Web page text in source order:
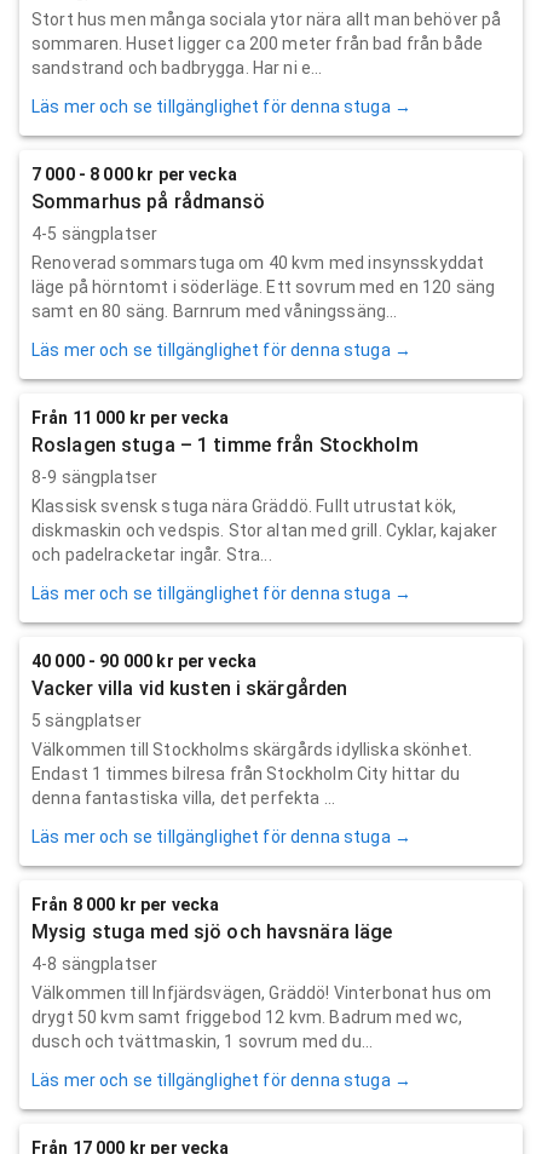
Stort hus men många sociala ytor nära allt man behöver på
sommaren. Huset ligger ca 200 meter från bad från både
sandstrand och badbrygga. Har ni e...
Läs mer och se tillgänglighet för denna stuga →
7 000 - 8 000 kr per vecka
Sommarhus på rådmansö
4-5 sängplatser
Renoverad sommarstuga om 40 kvm med insynsskyddat
läge på hörntomt i söderläge. Ett sovrum med en 120 säng
samt en 80 säng. Barnrum med våningssäng...
Läs mer och se tillgänglighet för denna stuga →
Från 11 000 kr per vecka
Roslagen stuga – 1 timme från Stockholm
8-9 sängplatser
Klassisk svensk stuga nära Gräddö. Fullt utrustat kök,
diskmaskin och vedspis. Stor altan med grill. Cyklar, kajaker
och padelracketar ingår. Stra...
Läs mer och se tillgänglighet för denna stuga →
40 000 - 90 000 kr per vecka
Vacker villa vid kusten i skärgården
5 sängplatser
Välkommen till Stockholms skärgårds idylliska skönhet.
Endast 1 timmes bilresa från Stockholm City hittar du
denna fantastiska villa, det perfekta ...
Läs mer och se tillgänglighet för denna stuga →
Från 8 000 kr per vecka
Mysig stuga med sjö och havsnära läge
4-8 sängplatser
Välkommen till Infjärdsvägen, Gräddö! Vinterbonat hus om
drygt 50 kvm samt friggebod 12 kvm. Badrum med wc,
dusch och tvättmaskin, 1 sovrum med du...
Läs mer och se tillgänglighet för denna stuga →
Från 17 000 kr per vecka